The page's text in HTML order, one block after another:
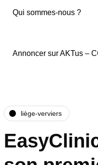
Qui sommes-nous ?
Annoncer sur AKTus –
liège-verviers